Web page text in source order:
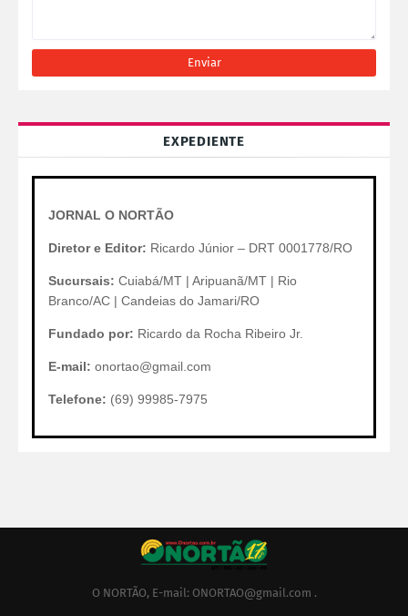
EXPEDIENTE
JORNAL O NORTÃO
Diretor e Editor: Ricardo Júnior – DRT 0001778/RO
Sucursais: Cuiabá/MT | Aripuanã/MT | Rio
Branco/AC | Candeias do Jamari/RO
Fundado por: Ricardo da Rocha Ribeiro Jr.
E-mail: onortao@gmail.com
Telefone: (69) 99985-7975
O NORTÃO, E-mail: ONORTAO@gmail.com .